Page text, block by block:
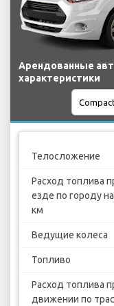
Арендованные
характеристики
Телосложение
Расход топлива
езде по городу
км
Ведущие колеса
Топливо
Расход топлива
движении по